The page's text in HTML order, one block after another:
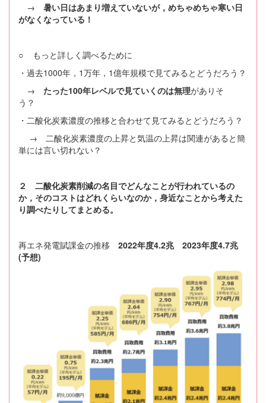
→ 暑い日はあまり増えていないが，めちゃめちゃ寒い日
がなくなっている！
○ もっと詳しく調べるために
・過去1000年，1万年，1億年規模で見てみるとどうだろう？
→ たった100年レベルで見ていくのは無理がありそ
う？
・二酸化炭素濃度の推移と合わせて見てみるとどうだろう？
→ 二酸化炭素濃度の上昇と気温の上昇は関連があると簡
単には言い切れない？
２ 二酸化炭素削減の名目でどんなことが行われているの
か，そのコストはどれくらいなのか，身近なことから考えた
り調べたりしてまとめる。
再エネ発電賦課金の推移 2022年度4.2兆 2023年度4.7兆
(予想)